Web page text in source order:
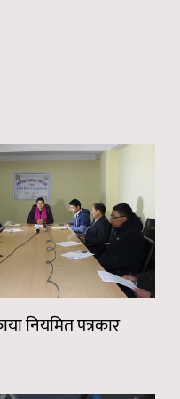
नियमित पत्रकार